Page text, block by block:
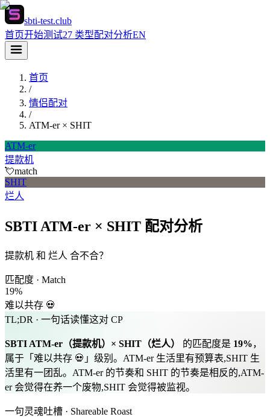
sbti-test.club
首页开始测试27 类型配对分析EN
首页
/
情侣配对
/
ATM-er× SHIT
ATM-er
提款机
💘match
SHIT
烂人
SBTI ATM-er × SHIT 配对分析
提款机 和 烂人 合不合？
匹配度 · Match
19%
难以共存 💀
TL;DR · 一句话读懂这对 CP
SBTI ATM-er （提款机）× SHIT （烂人） 的匹配度是 19%，
属于「 难以共存 💀 」级别。 ATM-er 生活里有预算表,SHIT 生
活里有一团乱。ATM-er 的节奏和 SHIT 的节奏是相反的,ATM-
er 会觉得在养一个废物,SHIT 会觉得被监视。
一句灵魂吐槽 · Shareable Roast